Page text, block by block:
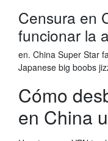
Censura en
funcionar la
en. China Super Star
Japanese big boobs
Cómo
en China